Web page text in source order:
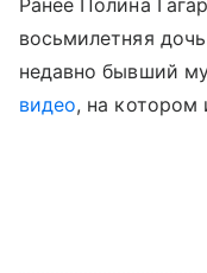
Ранее Полина
восьмилетняя
недавно бывший
видео, на котором